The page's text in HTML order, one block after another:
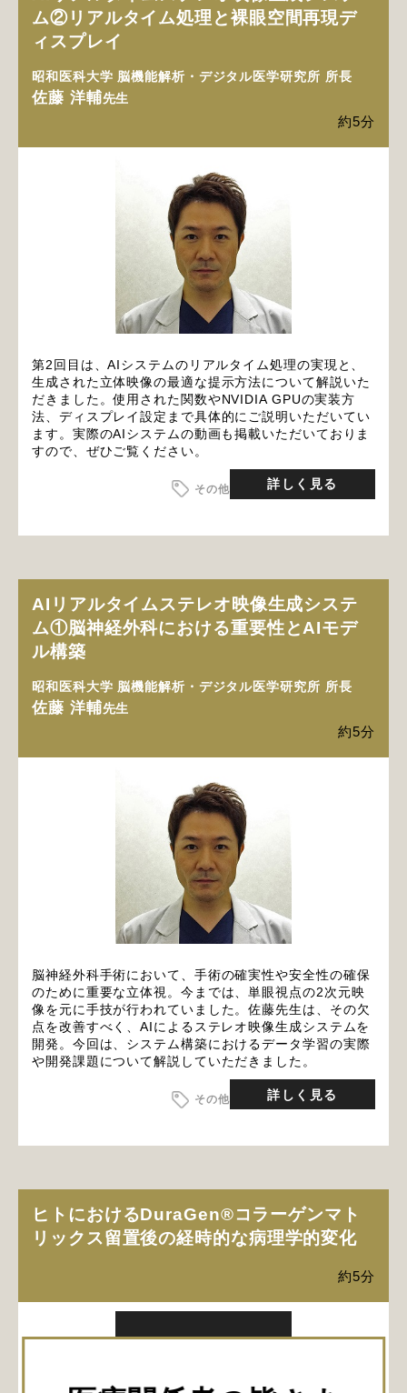
ム②リアルタイム処理と裸眼空間再現デ
ィスプレイ
昭和医科大学 脳機能解析・デジタル医学研究所 所長
佐藤 洋輔先生
約5分
第2回目は、AIシステムのリアルタイム処理の実現と、
生成された立体映像の最適な提示方法について解説いた
だきました。使用された関数やNVIDIA GPUの実装方
法、ディスプレイ設定まで具体的にご説明いただいてい
ます。実際のAIシステムの動画も掲載いただいておりま
すので、ぜひご覧ください。
その他 詳しく見る
AIリアルタイムステレオ映像生成システ
ム①脳神経外科における重要性とAIモデ
ル構築
昭和医科大学 脳機能解析・デジタル医学研究所 所長
佐藤 洋輔先生
約5分
脳神経外科手術において、手術の確実性や安全性の確保
のために重要な立体視。今までは、単眼視点の2次元映
像を元に手技が行われていました。佐藤先生は、その欠
点を改善すべく、AIによるステレオ映像生成システムを
開発。今回は、システム構築におけるデータ学習の実際
や開発課題について解説していただきました。
その他 詳しく見る
ヒトにおけるDuraGen®コラーゲンマト
リックス留置後の経時的な病理学的変化
約5分